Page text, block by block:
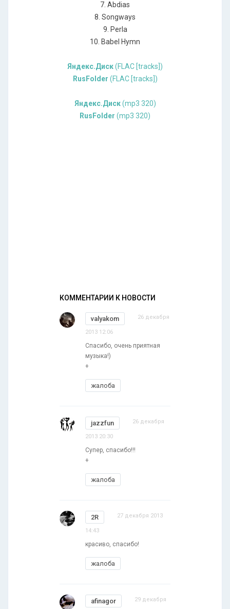
7. Abdias
8. Songways
9. Perla
10. Babel Hymn
Яндекс.Диск(FLAC [tracks])
RusFolder (FLAC [tracks])
Яндекс.Диск(mp3 320)
RusFolder (mp3 320)
КОММЕНТАРИИ К НОВОСТИ
valyakom 26 декабря
2013 12:06
Спасибо, очень приятная
музыка!)
+
жалоба
jazzfun 26 декабря
2013 20:30
Супер, спасибо!!!
+
жалоба
2R 27 декабря 2013
14:43
красиво, спасибо!
жалоба
afinagor 29 декабря